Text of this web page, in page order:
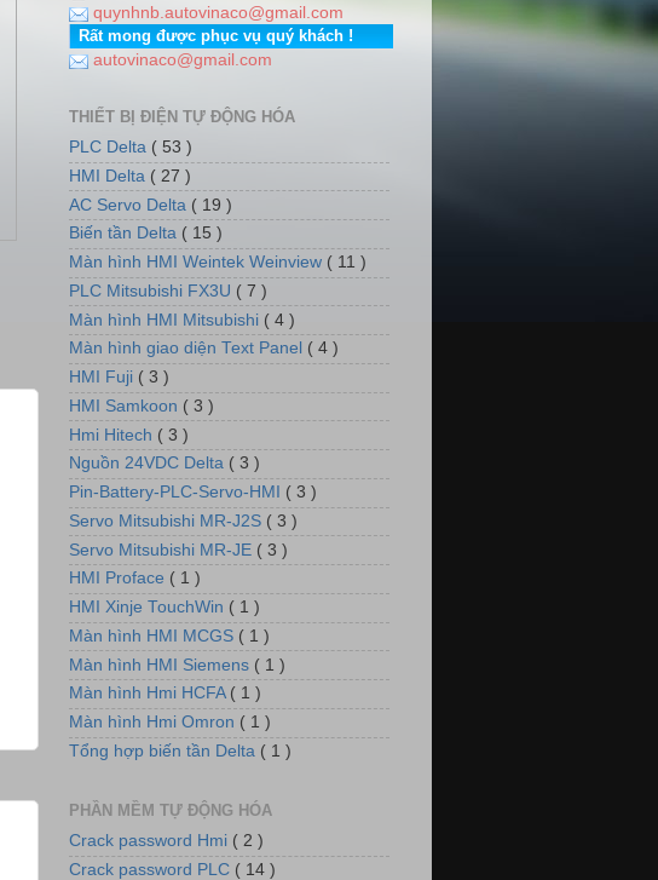
quynhnb.autovinaco@gmail.com
Rất mong được phục vụ quý khách !
autovinaco@gmail.com
THIẾT BỊ ĐIỆN TỰ ĐỘNG HÓA
PLC Delta ( 53 )
HMI Delta ( 27 )
AC Servo Delta ( 19 )
Biến tần Delta ( 15 )
Màn hình HMI Weintek Weinview ( 11 )
PLC Mitsubishi FX3U ( 7 )
Màn hình HMI Mitsubishi ( 4 )
Màn hình giao diện Text Panel ( 4 )
HMI Fuji ( 3 )
HMI Samkoon ( 3 )
Hmi Hitech ( 3 )
Nguồn 24VDC Delta ( 3 )
Pin-Battery-PLC-Servo-HMI ( 3 )
Servo Mitsubishi MR-J2S ( 3 )
Servo Mitsubishi MR-JE ( 3 )
HMI Proface ( 1 )
HMI Xinje TouchWin ( 1 )
Màn hình HMI MCGS ( 1 )
Màn hình HMI Siemens ( 1 )
Màn hình Hmi HCFA ( 1 )
Màn hình Hmi Omron ( 1 )
Tổng hợp biến tần Delta ( 1 )
PHẦN MỀM TỰ ĐỘNG HÓA
Crack password Hmi ( 2 )
Crack password PLC ( 14 )